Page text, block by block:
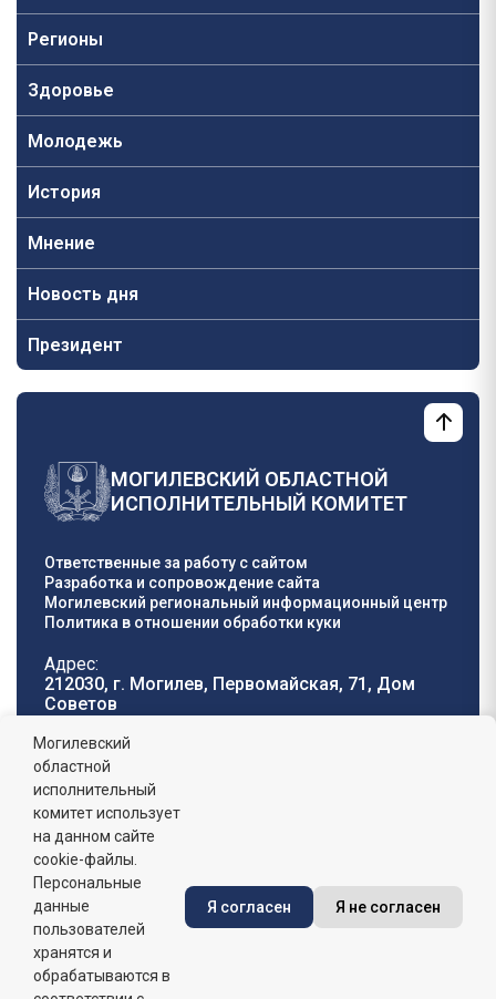
Регионы
Здоровье
Молодежь
История
Мнение
Новость дня
Президент
МОГИЛЕВСКИЙ ОБЛАСТНОЙ
ИСПОЛНИТЕЛЬНЫЙ КОМИТЕТ
Ответственные за работу с сайтом
Разработка и сопровождение сайта
Могилевский региональный информационный центр
Политика в отношении обработки куки
Адрес:
212030, г. Могилев, Первомайская, 71, Дом
Cоветов
Телефон горячей
линии:
8 (0222) 71-32-55
График работы:
пн-пт: 8.00 - 17.00, сб-вс: выходной,
обеденный перерыв: 13:00 - 14:00
Сайт зарегистрирован в Государственном регистре
информационных ресурсов Республики Беларусь. №
Могилевский
областной
исполнительный
комитет использует
на данном сайте
cookie-файлы.
Персональные
данные
пользователей
хранятся и
обрабатываются в
Я согласен Я не согласен